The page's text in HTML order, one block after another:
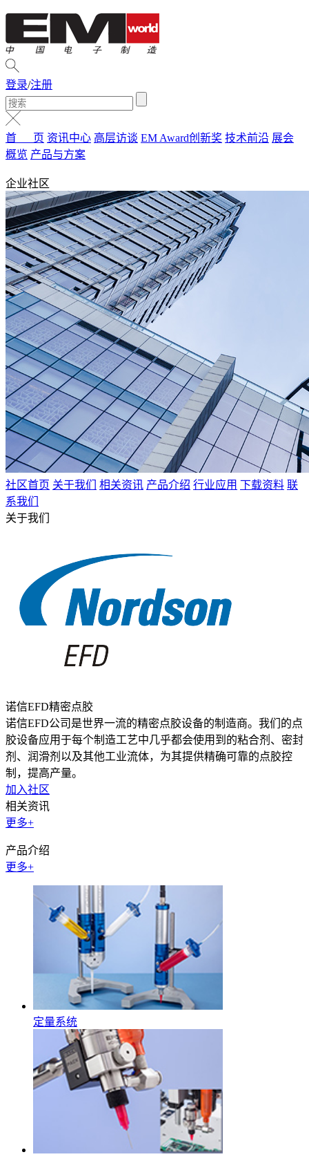
登录/注册
首 页 资讯中心 高层访谈 EM Award创新奖 技术前沿 展会
概览 产品与方案
企业社区
社区首页 关于我们 相关资讯 产品介绍 行业应用 下载资料 联
系我们
关于我们
诺信EFD精密点胶
诺信EFD公司是世界一流的精密点胶设备的制造商。我们的点
胶设备应用于每个制造工艺中几乎都会使用到的粘合剂、密封
剂、润滑剂以及其他工业流体，为其提供精确可靠的点胶控
制，提高产量。
加入社区
相关资讯
更多+
产品介绍
更多+
定量系统